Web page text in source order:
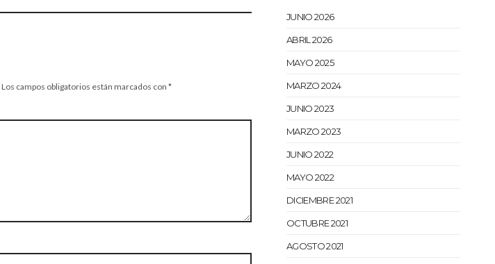
Los campos obligatorios están marcados con *
JUNIO 2026
ABRIL 2026
MAYO 2025
MARZO 2024
JUNIO 2023
MARZO 2023
JUNIO 2022
MAYO 2022
DICIEMBRE 2021
OCTUBRE 2021
AGOSTO 2021